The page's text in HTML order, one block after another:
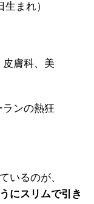
まれ）
膚科、美
ンの熱狂
いるのが、
にスリムで引き